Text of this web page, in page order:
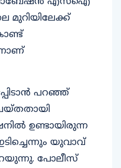
മുറിയിലേക്ക്
പറഞ്ഞ്
ഉണ്ടായിരുന്ന
യുവാവ്
പോലീസ്